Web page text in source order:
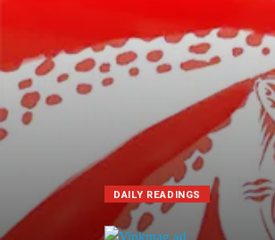
DAILY READINGS